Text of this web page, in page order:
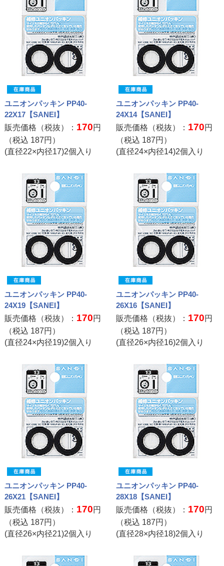
ユニオンパッキン PP40-
22X17【SANEI】
販売価格（税抜）： 170円
（税込 187円）
(直径22×内径17)2個入り
ユニオンパッキン PP40-
24X14【SANEI】
販売価格（税抜）： 170円
（税込 187円）
(直径24×内径14)2個入り
ユニオンパッキン PP40-
24X19【SANEI】
販売価格（税抜）： 170円
（税込 187円）
(直径24×内径19)2個入り
ユニオンパッキン PP40-
26X16【SANEI】
販売価格（税抜）： 170円
（税込 187円）
(直径26×内径16)2個入り
ユニオンパッキン PP40-
26X21【SANEI】
販売価格（税抜）： 170円
（税込 187円）
(直径26×内径21)2個入り
ユニオンパッキン PP40-
28X18【SANEI】
販売価格（税抜）： 170円
（税込 187円）
(直径28×内径18)2個入り